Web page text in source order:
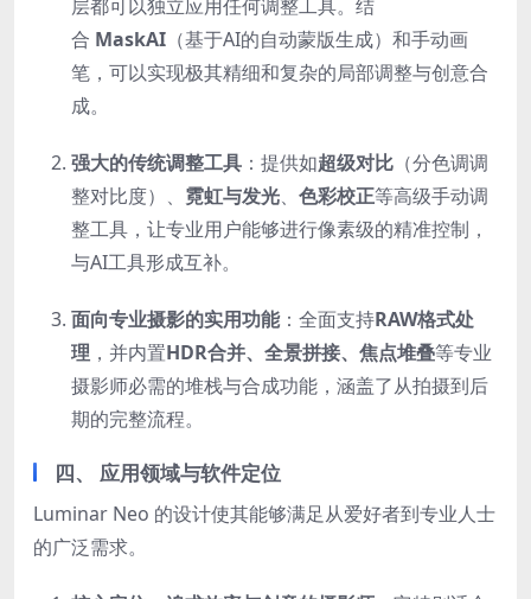
层都可以独立应用任何调整工具。结
合 MaskAI （基于AI的自动蒙版生成）和手动画
笔，可以实现极其精细和复杂的局部调整与创意合
成。
强大的传统调整工具 ：提供如超级对比 （分色调调
整对比度）、 霓虹与发光、 色彩校正等高级手动调
整工具，让专业用户能够进行像素级的精准控制，
与AI工具形成互补。
面向专业摄影的实用功能：全面支持RAW格式处
理 ，并内置HDR合并、全景拼接、焦点堆叠等专业
摄影师必需的堆栈与合成功能，涵盖了从拍摄到后
期的完整流程。
四、 应用领域与软件定位
Luminar Neo 的设计使其能够满足从爱好者到专业人士
的广泛需求。